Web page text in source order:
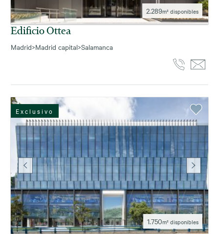
2.289m² disponibles
Edificio Ottea
Madrid>Madrid capital>Salamanca
1.750m² disponibles
Exclusivo